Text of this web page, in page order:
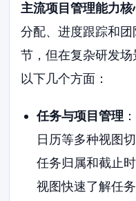
主流项目管理能力核
分配、进度跟踪和
节，但在复杂研发
以下几个方面：
任务与项目管理
日历等多种视图
任务归属和截止
视图快速了解任务